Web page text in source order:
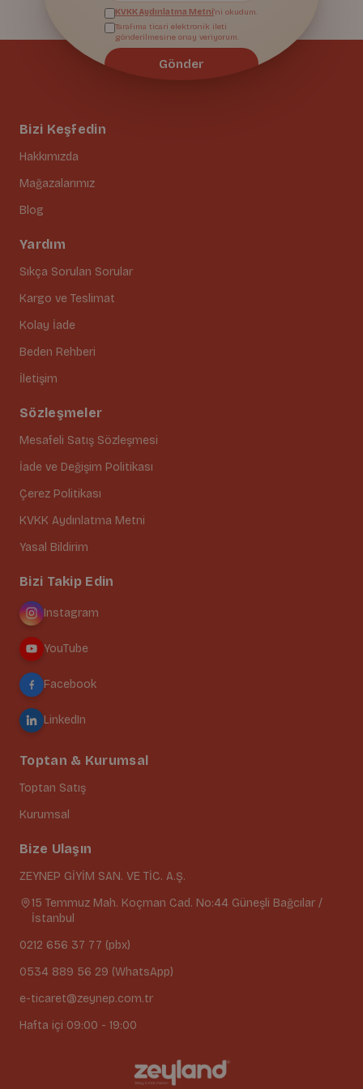
Bizi Keşfedin
Hakkımızda
Mağazalarımız
Blog
Yardım
Sıkça Sorulan Sorular
Kargo ve Teslimat
Kolay İade
Beden Rehberi
İletişim
Sözleşmeler
Mesafeli Satış Sözleşmesi
İade ve Değişim Politikası
Çerez Politikası
KVKK Aydınlatma Metni
Yasal Bildirim
KVKK Aydınlatma Metni'ni okudum.
Tarafıma ticari elektronik ileti
gönderilmesine onay veriyorum.
Gönder
Bizi Takip Edin
Instagram
YouTube
Facebook
LinkedIn
Toptan & Kurumsal
Toptan Satış
Kurumsal
Bize Ulaşın
ZEYNEP GİYİM SAN. VE TİC. A.Ş.
15 Temmuz Mah. Koçman Cad. No:44 Güneşli Bağcılar /
İstanbul
0212 656 37 77 (pbx)
0534 889 56 29 (WhatsApp)
e-ticaret@zeynep.com.tr
Hafta içi 09:00 - 19:00